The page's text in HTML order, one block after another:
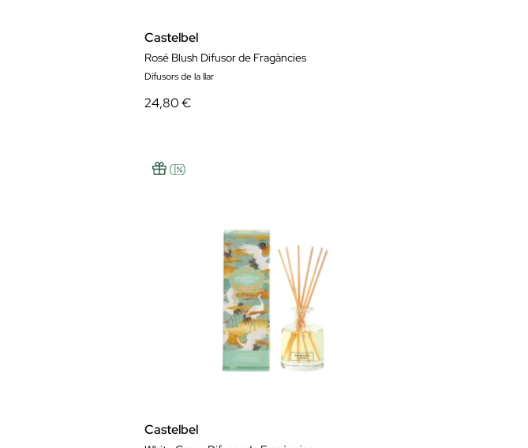
Castelbel
Rosé Blush Difusor de Fragàncies
Difusors de la llar
24,80 €
Castelbel